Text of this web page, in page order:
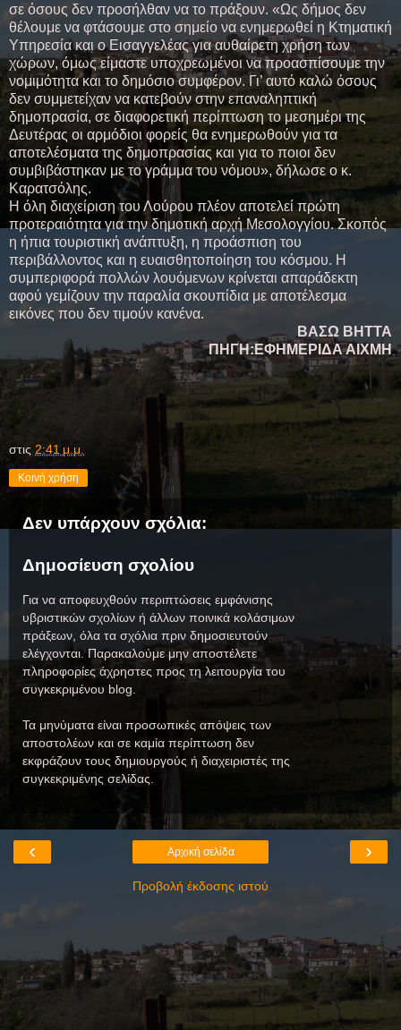
σε όσους δεν προσήλθαν να το πράξουν. «Ως δήμος δεν
θέλουμε να φτάσουμε στο σημείο να ενημερωθεί η Κτηματική
Υπηρεσία και ο Εισαγγελέας για αυθαίρετη χρήση των
χώρων, όμως είμαστε υποχρεωμένοι να προασπίσουμε την
νομιμότητα και το δημόσιο συμφέρον. Γι’ αυτό καλώ όσους
δεν συμμετείχαν να κατεβούν στην επαναληπτική
δημοπρασία, σε διαφορετική περίπτωση το μεσημέρι της
Δευτέρας οι αρμόδιοι φορείς θα ενημερωθούν για τα
αποτελέσματα της δημοπρασίας και για το ποιοι δεν
συμβιβάστηκαν με το γράμμα του νόμου», δήλωσε ο κ.
Καρατσόλης.
Η όλη διαχείριση του Λούρου πλέον αποτελεί πρώτη
προτεραιότητα για την δημοτική αρχή Μεσολογγίου. Σκοπός
η ήπια τουριστική ανάπτυξη, η προάσπιση του
περιβάλλοντος και η ευαισθητοποίηση του κόσμου. Η
συμπεριφορά πολλών λουόμενων κρίνεται απαράδεκτη
αφού γεμίζουν την παραλία σκουπίδια με αποτέλεσμα
εικόνες που δεν τιμούν κανένα.
ΒΑΣΩ ΒΗΤΤΑ
ΠΗΓΗ:ΕΦΗΜΕΡΙΔΑ ΑΙΧΜΗ
στις 2:41 μ.μ.
Κοινή χρήση
Δεν υπάρχουν σχόλια:
Δημοσίευση σχολίου
Για να αποφευχθούν περιπτώσεις εμφάνισης
υβριστικών σχολίων ή άλλων ποινικά κολάσιμων
πράξεων, όλα τα σχόλια πριν δημοσιευτούν
ελέγχονται. Παρακαλούμε μην αποστέλετε
πληροφορίες άχρηστες προς τη λειτουργία του
συγκεκριμένου blog.
Τα μηνύματα είναι προσωπικές απόψεις των
αποστολέων και σε καμία περίπτωση δεν
εκφράζουν τους δημιουργούς ή διαχειριστές της
συγκεκριμένης σελίδας.
‹ ›
Αρχική σελίδα
Προβολή έκδοσης ιστού